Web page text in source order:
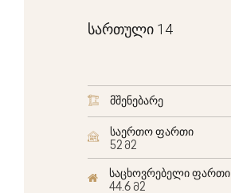
სართული 14
მშენებარე
საერთო ფართი
52 მ2
საცხოვრებელი ფართი
44.6 მ2